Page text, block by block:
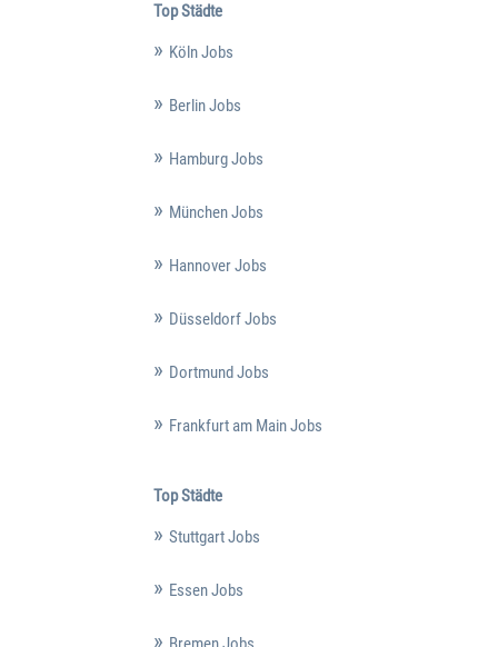
Top Städte
Köln Jobs
Berlin Jobs
Hamburg Jobs
München Jobs
Hannover Jobs
Düsseldorf Jobs
Dortmund Jobs
Frankfurt am Main Jobs
Top Städte
Stuttgart Jobs
Essen Jobs